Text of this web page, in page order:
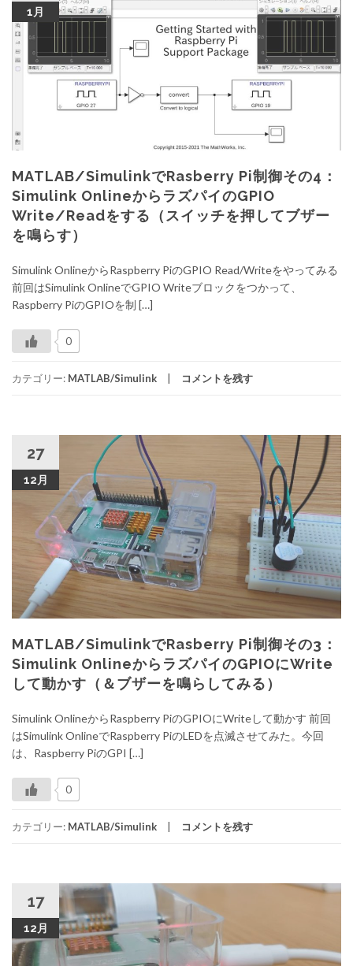
1月
MATLAB/SimulinkでRasberry Pi制御その4：
Simulink OnlineからラズパイのGPIO
Write/Readをする（スイッチを押してブザー
を鳴らす）
Simulink OnlineからRaspberry PiのGPIO Read/Writeをやってみる
前回はSimulink OnlineでGPIO Writeブロックをつかって、
Raspberry PiのGPIOを制 […]
0
カテゴリー: MATLAB/Simulink コメントを残す
27
12月
MATLAB/SimulinkでRasberry Pi制御その3：
Simulink OnlineからラズパイのGPIOにWrite
して動かす（＆ブザーを鳴らしてみる）
Simulink OnlineからRaspberry PiのGPIOにWriteして動かす 前回
はSimulink OnlineでRaspberry PiのLEDを点滅させてみた。今回
は、Raspberry PiのGPI […]
0
カテゴリー: MATLAB/Simulink コメントを残す
17
12月